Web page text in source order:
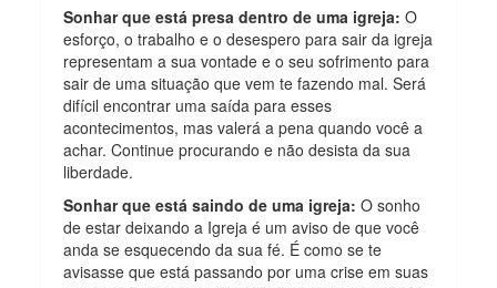
Sonhar que está presa dentro de uma igreja: O
esforço, o trabalho e o desespero para sair da igreja
representam a sua vontade e o seu sofrimento para
sair de uma situação que vem te fazendo mal. Será
difícil encontrar uma saída para esses
acontecimentos, mas valerá a pena quando você a
achar. Continue procurando e não desista da sua
liberdade.
Sonhar que está saindo de uma igreja: O sonho
de estar deixando a Igreja é um aviso de que você
anda se esquecendo da sua fé. É como se te
avisasse que está passando por uma crise em suas